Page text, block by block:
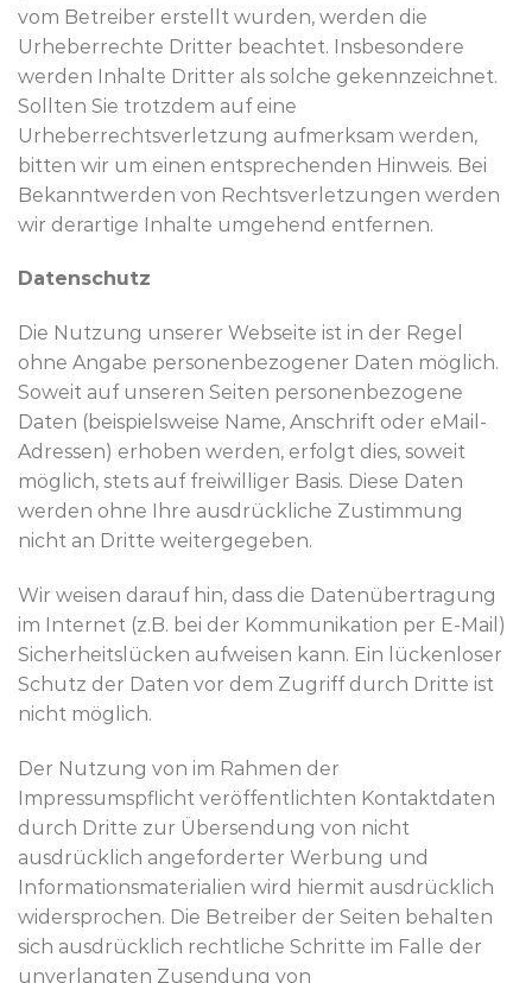
vom Betreiber erstellt wurden, werden die
Urheberrechte Dritter beachtet. Insbesondere
werden Inhalte Dritter als solche gekennzeichnet.
Sollten Sie trotzdem auf eine
Urheberrechtsverletzung aufmerksam werden,
bitten wir um einen entsprechenden Hinweis. Bei
Bekanntwerden von Rechtsverletzungen werden
wir derartige Inhalte umgehend entfernen.
Datenschutz
Die Nutzung unserer Webseite ist in der Regel
ohne Angabe personenbezogener Daten möglich.
Soweit auf unseren Seiten personenbezogene
Daten (beispielsweise Name, Anschrift oder eMail-
Adressen) erhoben werden, erfolgt dies, soweit
möglich, stets auf freiwilliger Basis. Diese Daten
werden ohne Ihre ausdrückliche Zustimmung
nicht an Dritte weitergegeben.
Wir weisen darauf hin, dass die Datenübertragung
im Internet (z.B. bei der Kommunikation per E-Mail)
Sicherheitslücken aufweisen kann. Ein lückenloser
Schutz der Daten vor dem Zugriff durch Dritte ist
nicht möglich.
Der Nutzung von im Rahmen der
Impressumspflicht veröffentlichten Kontaktdaten
durch Dritte zur Übersendung von nicht
ausdrücklich angeforderter Werbung und
Informationsmaterialien wird hiermit ausdrücklich
widersprochen. Die Betreiber der Seiten behalten
sich ausdrücklich rechtliche Schritte im Falle der
unverlangten Zusendung von